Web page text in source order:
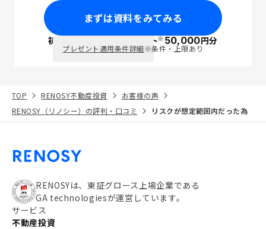
まずは資料をみてみる
初回面談で ポイント※50,000円分
プレゼント適用条件詳細※条件・上限あり
TOP RENOSY不動産投資
お客様の声
RENOSY（リノシー）の評判・口コミ
リスクが想定範囲内だった為
RENOSYは、東証グロース上場企業である
GA technologiesが運営しています。
サービス
不動産投資